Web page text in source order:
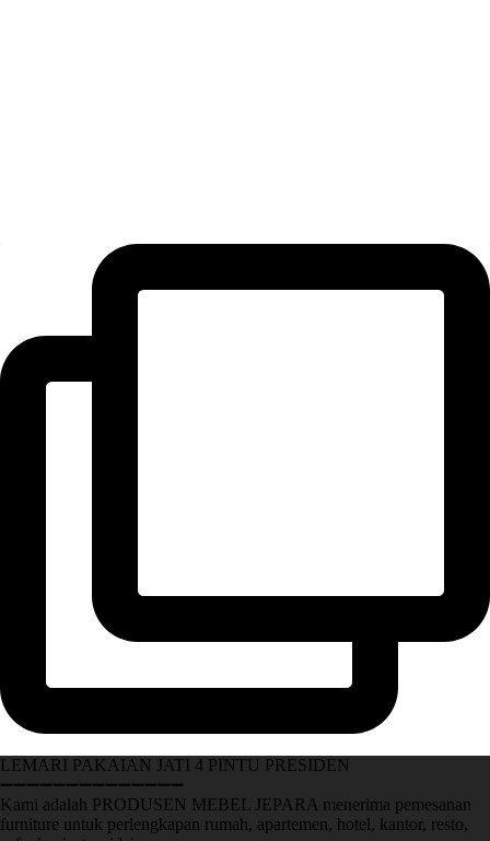
LEMARI PAKAIAN JATI 4 PINTU PRESIDEN
➖➖➖➖➖➖➖➖➖➖➖➖➖➖
Kami adalah PRODUSEN MEBEL JEPARA menerima pemesanan
furniture untuk perlengkapan rumah, apartemen, hotel, kantor, resto,